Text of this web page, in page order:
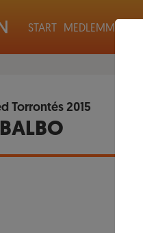
START MEDLEMMAR
Torrontés 2015